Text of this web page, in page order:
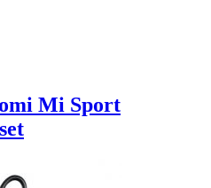
Mi Sport